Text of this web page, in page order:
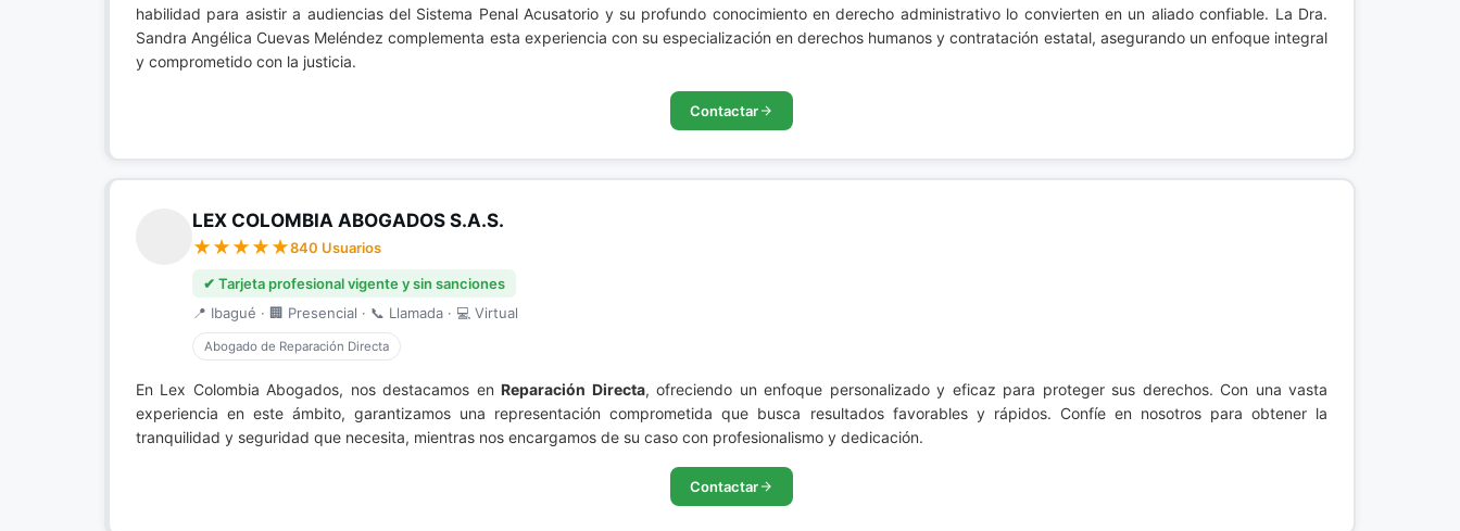
habilidad para asistir a audiencias del Sistema Penal Acusatorio y su profundo conocimiento en derecho administrativo lo convierten en un aliado confiable. La Dra.
Sandra Angélica Cuevas Meléndez complementa esta experiencia con su especialización en derechos humanos y contratación estatal, asegurando un enfoque integral
y comprometido con la justicia.
Contactar
LEX COLOMBIA ABOGADOS S.A.S.
840 Usuarios
✔ Tarjeta profesional vigente y sin sanciones
📍 Ibagué · 🏢 Presencial · 📞 Llamada · 💻 Virtual
Abogado de Reparación Directa
En Lex Colombia Abogados, nos destacamos enReparación Directa, ofreciendo un enfoque personalizado y eficaz para proteger sus derechos. Con una vasta
experiencia en este ámbito, garantizamos una representación comprometida que busca resultados favorables y rápidos. Confíe en nosotros para obtener la
tranquilidad y seguridad que necesita, mientras nos encargamos de su caso con profesionalismo y dedicación.
Contactar